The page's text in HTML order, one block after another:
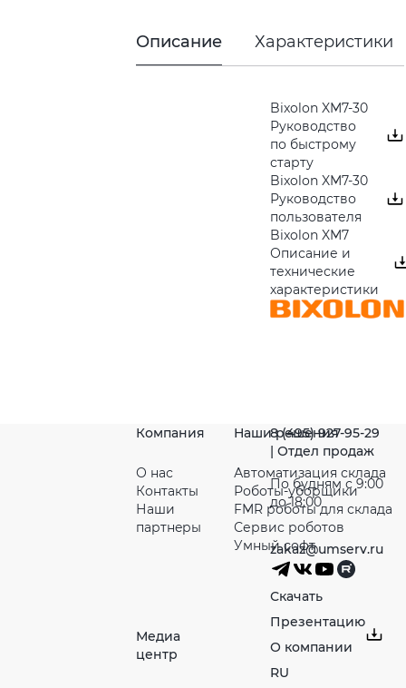
Описание Характеристики
Bixolon XM7-30
Руководство
по быстрому
старту
Bixolon XM7-30
Руководство
пользователя
Bixolon XM7
Описание и
технические
характеристики
Компания
О нас
Контакты
Наши
партнeры
Медиа
центр
Наши решения
Автоматизация склада
Роботы-уборщики
FMR роботы для склада
Сервис роботов
Умный софт
8 (495) 927-95-29
| Отдел продаж
По будням с 9:00
до 18:00
zakaz@umserv.ru
Скачать
Презентацию
О компании
RU